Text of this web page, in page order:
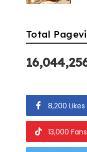
Total
8,200 Likes
13,000 Fans